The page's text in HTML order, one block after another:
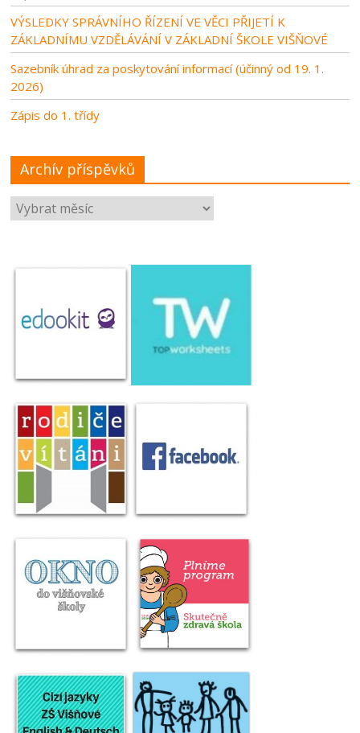
VÝSLEDKY SPRÁVNÍHO ŘÍZENÍ VE VĚCI PŘIJETÍ K
ZÁKLADNÍMU VZDĚLÁVÁNÍ V ZÁKLADNÍ ŠKOLE VIŠŇOVÉ
Sazebník úhrad za poskytování informací (účinný od 19. 1.
2026)
Zápis do 1. třídy
Archív příspěvků